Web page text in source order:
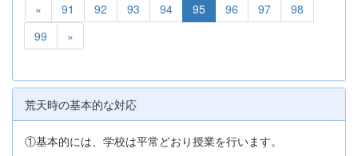
« 91 92 93 94 95 96 97
98
99
»
荒天時の基本的な対応
①基本的には、学校は平常どおり授業を行います。